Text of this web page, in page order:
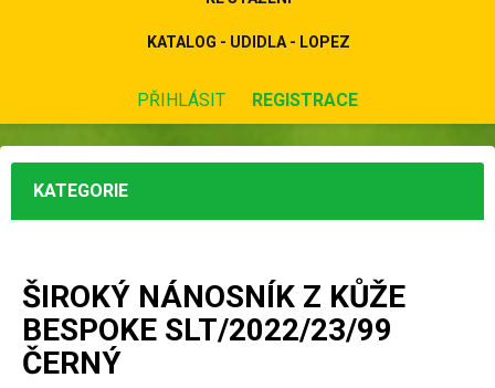
KATALOG - UDIDLA - LOPEZ
PŘIHLÁSIT REGISTRACE
KATEGORIE
ŠIROKÝ NÁNOSNÍK Z KŮŽE
BESPOKE SLT/2022/23/99
ČERNÝ